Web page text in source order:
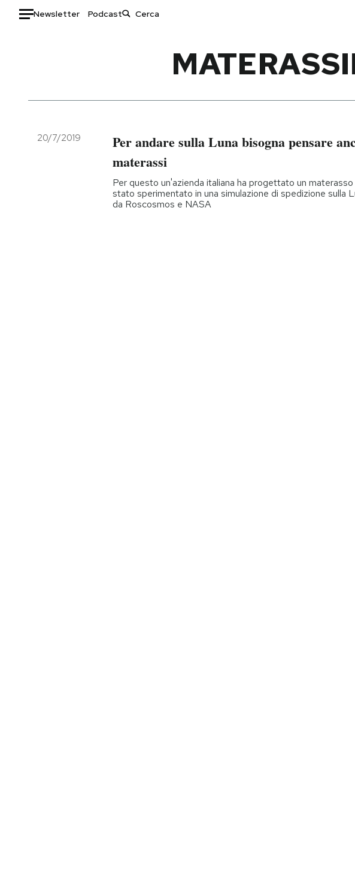
Newsletter Podcast
Italia
Politica
Moda
Ok Boomer!
Media
Europa
20/7/2019
Per andare sulla Luna bisogna pensare
materassi
Per questo un'azienda italiana ha progettato un
stato sperimentato in una simulazione di spedizione sulla
da Roscosmos e NASA